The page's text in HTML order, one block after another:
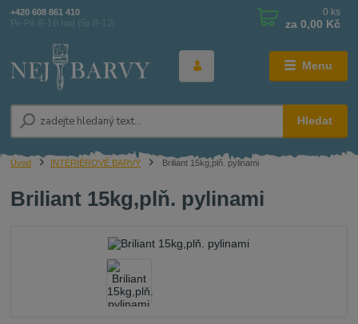
Menu
Hledat
+420 608 861 410
Po-Pá 8-16 hod (So 8-12)
0 ks
za 0,00 Kč
Úvod INTERIÉROVÉ BARVY Briliant 15kg,plň. pylinami
Briliant 15kg,plň. pylinami